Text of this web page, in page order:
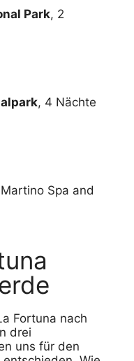
Park, 2
, 4 Nächte
Spa and
Fortuna nach
drei
uns für den